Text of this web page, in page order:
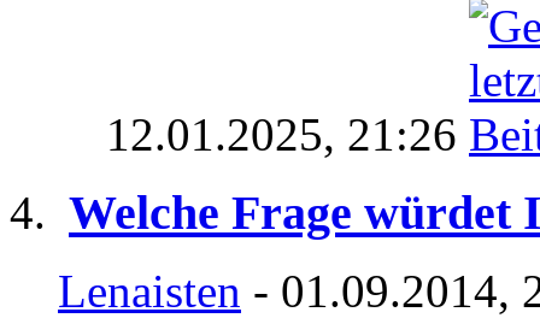
12.01.2025, 21:26
Welche Frage würdet
Lenaisten - 01.09.2014,